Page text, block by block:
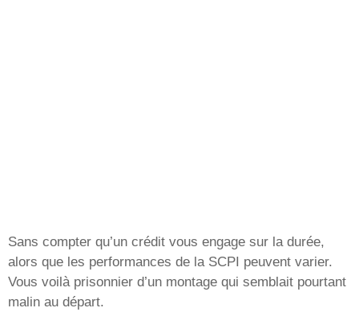
Sans compter qu’un crédit vous engage sur la durée,
alors que les performances de la SCPI peuvent varier.
Vous voilà prisonnier d’un montage qui semblait pourtant
malin au départ.